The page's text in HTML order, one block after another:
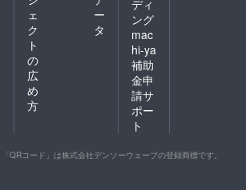
ェ
ク
ト
の
広
め
方
ー
タ
ディ
ング
mac
hi-ya
補助
金申
請サ
ポー
ト
「QRコード」は株式会社デンソーウェーブの登録商標です。